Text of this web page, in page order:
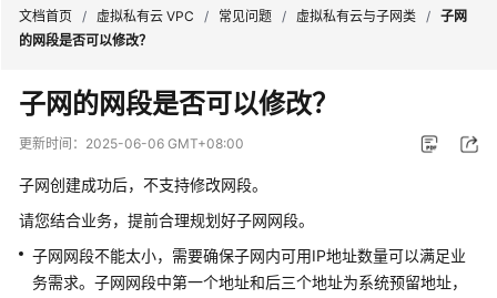
新
动
产
品
介
绍
文档首页 / 虚拟私有云 VPC / 常见问题 / 虚拟私有云与子网类 / 子网
的网段是否可以修改？
子网的网段是否可以修改？
更新时间： 2025-06-06 GMT+08:00
子网创建成功后，不支持修改网段。
请您结合业务，提前合理规划好子网网段。
子网网段不能太小，需要确保子网内可用IP地址数量可以满足业
务需求。子网网段中第一个地址和后三个地址为系统预留地址，